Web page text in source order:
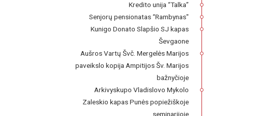
Kredito unija “Talka”
Senjorų pensionatas “Rambynas"
Kunigo Donato Slapšio SJ kapas
Ševgaone
Aušros Vartų Švč. Mergelės Marijos
paveikslo kopija Ampitijos Šv. Marijos
bažnyčioje
Arkivyskupo Vladislovo Mykolo
Zaleskio kapas Punės popiežiškoje
seminarijoje